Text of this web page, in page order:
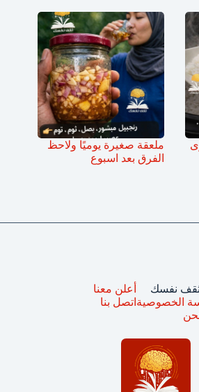
ملعقة صغيرة يوميًا ولاحظ
الفرق بعد اسبوع
نفسك
الخصوصية
أعلن معنا
اتصل بنا